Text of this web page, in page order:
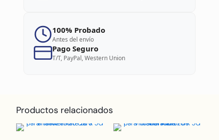
100% Probado
Antes del envío
Pago Seguro
T/T, PayPal, Western Union
Productos relacionados